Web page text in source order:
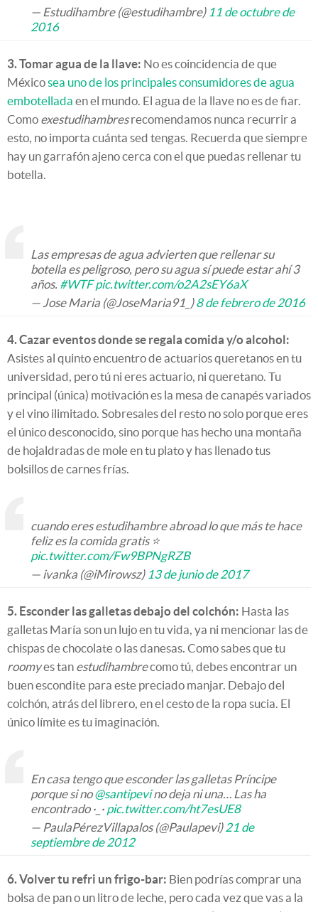
— Estudihambre (@estudihambre) 11 de octubre de
2016
3. Tomar agua de la llave: No es coincidencia de que
Méxicosea uno de los principales consumidores de agua
embotellada en el mundo. El agua de la llave no es de fiar.
Como exestudihambresrecomendamos nunca recurrir a
esto, no importa cuánta sed tengas. Recuerda que siempre
hay un garrafón ajeno cerca con el que puedas rellenar tu
botella.
Las empresas de agua advierten que rellenar su
botella es peligroso, pero su agua sí puede estar ahí 3
años. #WTF pic.twitter.com/o2A2sEY6aX
— Jose Maria (@JoseMaria91_)8 de febrero de 2016
4. Cazar eventos donde se regala comida y/o alcohol:
Asistes al quinto encuentro de actuarios queretanos en tu
universidad, pero tú ni eres actuario, ni queretano. Tu
principal (única) motivación es la mesa de canapés variados
y el vino ilimitado. Sobresales del resto no solo porque eres
el único desconocido, sino porque has hecho una montaña
de hojaldradas de mole en tu plato y has llenado tus
bolsillos de carnes frías.
cuando eres estudihambre abroad lo que más te hace
feliz es la comida gratis ⭐️
pic.twitter.com/Fw9BPNgRZB
— ivanka (@iMirowsz) 13 de junio de 2017
5. Esconder las galletas debajo del colchón: Hasta las
galletas María son un lujo en tu vida, ya ni mencionar las de
chispas de chocolate o las danesas. Como sabes que tu
roomyes tan estudihambrecomo tú, debes encontrar un
buen escondite para este preciado manjar. Debajo del
colchón, atrás del librero, en el cesto de la ropa sucia. El
único límite es tu imaginación.
En casa tengo que esconder las galletas Príncipe
porque si no@santipevino deja ni una… Las ha
encontrado ·_· pic.twitter.com/ht7esUE8
— PaulaPérezVillapalos (@Paulapevi)21 de
septiembre de 2012
6. Volver tu refri un frigo-bar: Bien podrías comprar una
bolsa de pan o un litro de leche, pero cada vez que vas a la